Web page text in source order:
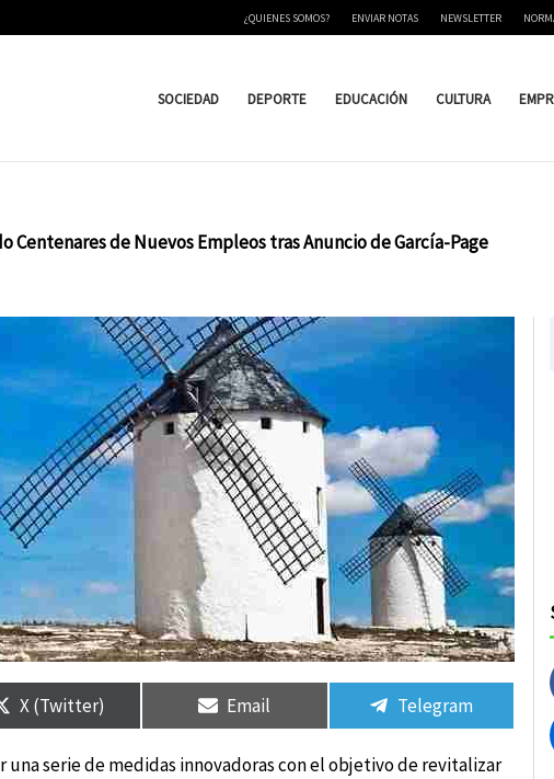
¿QUIENES SOMOS? ENVIAR NOTAS NEWSLETTER
SOCIEDAD DEPORTE EDUCACIÓN CULTURA
Centenares de Nuevos Empleos tras Anuncio de García-Page
Compartir
en
X (Twitter)
Compartir
en
Email
Compartir
en
Telegram
una serie de medidas innovadoras con el objetivo de revitalizar
Compartir
en
Compartir
en
Compartir
en